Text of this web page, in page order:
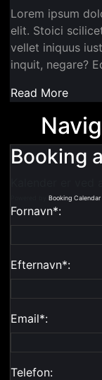
Lorem ipsum
elit. Stoici
vellet iniquus
inquit, negare?
Read More
Booking
Booking Calendar
Fornavn*:
Efternavn*:
Email*:
Telefon: